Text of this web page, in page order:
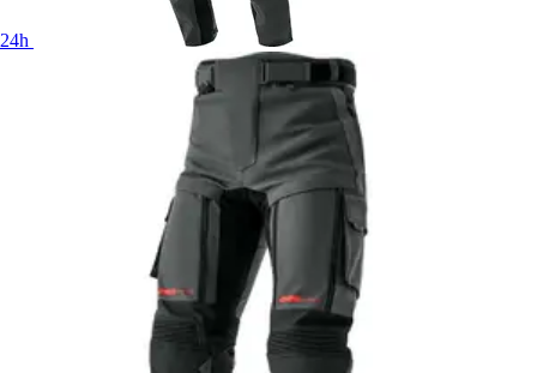
24h